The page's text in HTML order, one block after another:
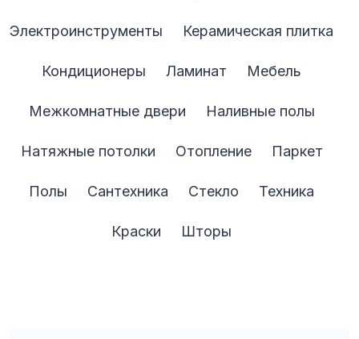
Электроинструменты Керамическая плитка
Кондиционеры Ламинат Мебель
Межкомнатные двери Наливные полы
Натяжные потолки Отопление Паркет
Полы Сантехника Стекло Техника
Краски Шторы